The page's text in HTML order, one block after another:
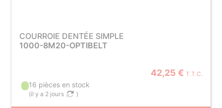
COURROIE DENTÉE SIMPLE
1000-8M20-OPTIBELT
42,25 € T.T.C.
16 pièces en stock
(il y a 2 jours )